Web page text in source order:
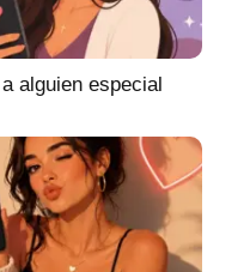
alguien especial